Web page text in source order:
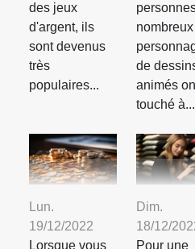
des jeux
d'argent, ils
sont devenus
très
populaires...
nombreux
de
animés
touché à...
Lun.
19/12/2022
Lorsque vous
Dim.
18/12/
Pour une